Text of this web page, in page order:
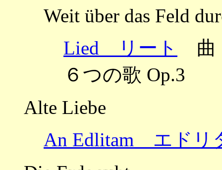
Weit über das Feld
Lied リート
曲
６つの歌 Op.3
Alte Liebe
An Edlitam エドリ